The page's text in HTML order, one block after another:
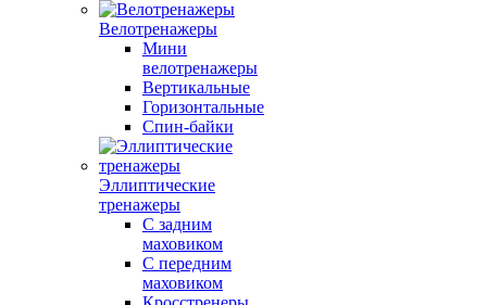
Велотренажеры
Мини
велотренажеры
Вертикальные
Горизонтальные
Спин-байки
Эллиптические
тренажеры
С задним
маховиком
С передним
маховиком